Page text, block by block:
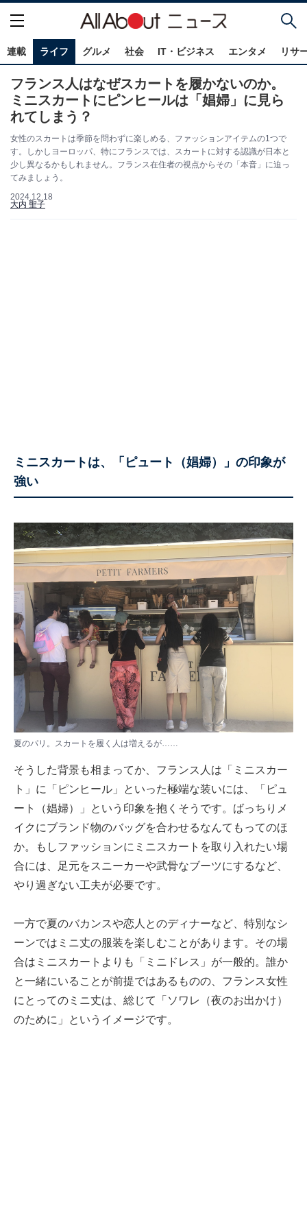
連載 ライフ グルメ 社会 IT・ビジネス エンタメ リサ
フランス人はなぜスカートを履かないのか。
ミニスカートにピンヒールは「娼婦」に見ら
れてしまう？
女性のスカートは季節を問わずに楽しめる、ファッションアイテムの1つで
す。しかしヨーロッパ、特にフランスでは、スカートに対する認識が日本と
少し異なるかもしれません。フランス在住者の視点からその「本音」に迫っ
てみましょう。
2024.12.18
大内 聖子
ミニスカートは、「ピュート（娼婦）」の印象が
強い
夏のパリ。スカートを履く人は増えるが……
そうした背景も相まってか、フランス人は「ミニスカー
ト」に「ピンヒール」といった極端な装いには、「ピュ
ート（娼婦）」という印象を抱くそうです。ばっちりメ
イクにブランド物のバッグを合わせるなんてもってのほ
か。もしファッションにミニスカートを取り入れたい場
合には、足元をスニーカーや武骨なブーツにするなど、
やり過ぎない工夫が必要です。
一方で夏のバカンスや恋人とのディナーなど、特別なシ
ーンではミニ丈の服装を楽しむことがあります。その場
合はミニスカートよりも「ミニドレス」が一般的。誰か
と一緒にいることが前提ではあるものの、フランス女性
にとってのミニ丈は、総じて「ソワレ（夜のお出かけ）
のために」というイメージです。